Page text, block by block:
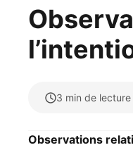
3 min de lecture
Observations